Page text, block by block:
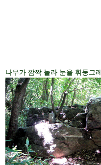
나무가 깜짝 놀라 눈을 휘둥그